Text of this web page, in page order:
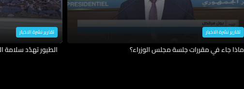
تقارير نشرة الاخبار
ماذا جاء في مقررات جلسة مجلس الوزراء؟
تقارير نشرة الاخبار
الطيور تهدّد سلامة